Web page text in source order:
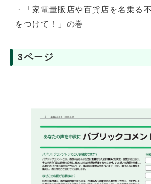
・「家電量販店や百貨店を名乗る
をつけて！」の巻
3ページ